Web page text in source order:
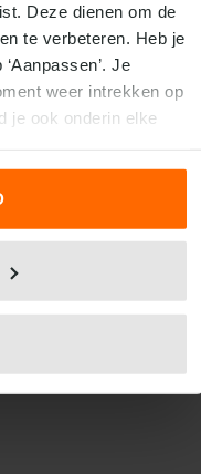
Deze dienen om de
te verbeteren. Heb je
Je
weer intrekken op
je ook onderin elke
uw gegevens